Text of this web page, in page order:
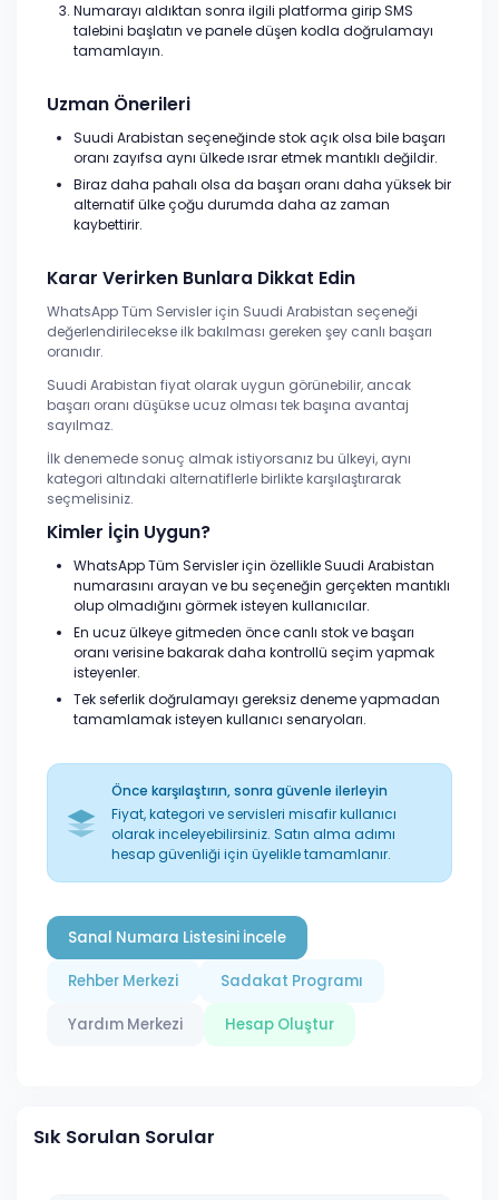
Numarayı aldıktan sonra ilgili platforma girip SMS
talebini başlatın ve panele düşen kodla doğrulamayı
tamamlayın.
Uzman Önerileri
Suudi Arabistan seçeneğinde stok açık olsa bile başarı
oranı zayıfsa aynı ülkede ısrar etmek mantıklı değildir.
Biraz daha pahalı olsa da başarı oranı daha yüksek bir
alternatif ülke çoğu durumda daha az zaman
kaybettirir.
Karar Verirken Bunlara Dikkat Edin
WhatsApp Tüm Servisler için Suudi Arabistan seçeneği
değerlendirilecekse ilk bakılması gereken şey canlı başarı
oranıdır.
Suudi Arabistan fiyat olarak uygun görünebilir, ancak
başarı oranı düşükse ucuz olması tek başına avantaj
sayılmaz.
İlk denemede sonuç almak istiyorsanız bu ülkeyi, aynı
kategori altındaki alternatiflerle birlikte karşılaştırarak
seçmelisiniz.
Kimler İçin Uygun?
WhatsApp Tüm Servisler için özellikle Suudi Arabistan
numarasını arayan ve bu seçeneğin gerçekten mantıklı
olup olmadığını görmek isteyen kullanıcılar.
En ucuz ülkeye gitmeden önce canlı stok ve başarı
oranı verisine bakarak daha kontrollü seçim yapmak
isteyenler.
Tek seferlik doğrulamayı gereksiz deneme yapmadan
tamamlamak isteyen kullanıcı senaryoları.
Önce karşılaştırın, sonra güvenle ilerleyin
Fiyat, kategori ve servisleri misafir kullanıcı
olarak inceleyebilirsiniz. Satın alma adımı
hesap güvenliği için üyelikle tamamlanır.
Sanal Numara Listesini İncele
Rehber Merkezi Sadakat Programı
Yardım Merkezi Hesap Oluştur
Sık Sorulan Sorular